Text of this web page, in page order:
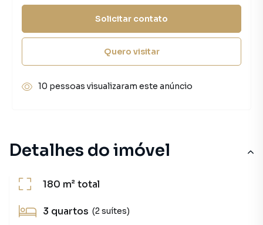
Detalhes do imóvel
180 m²total
3 quartos (2 suítes)
Solicitar contato
Quero visitar
10 pessoas visualizaram este anúncio